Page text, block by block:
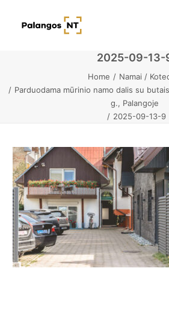
Pradžia
Žemės sklypai
Kontaktai
2025-09-13-
Home
Namai /
Parduodama mūrinio namo dalis su
g., Palangoje
2025-09-13-9